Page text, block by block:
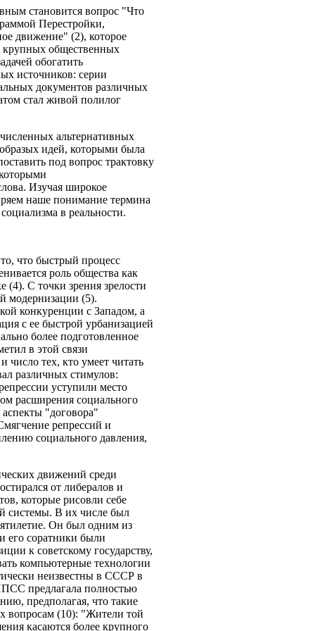
становится вопрос "Что
Перестройки,
движение" (2), которое
крупных общественных
обогатить
источников: серии
документов различных
стал живой полилог
альтернативных
идей, которыми была
под вопрос трактовку
Изучая широкое
наше понимание термина
в реальности.
что быстрый процесс
роль общества как
С точки зрения зрелости
модернизации (5).
конкуренции с Западом, а
с ее быстрой урбанизацией
более подготовленное
в этой связи
число тех, кто умеет читать
различных стимулов:
уступили место
расширения социального
"договора"
репрессий и
социального давления,
движений среди
от либералов и
которые рисовли себе
системы. В их числе был
Он был одним из
его соратники были
к советскому государству,
компьютерные технологии
неизвестны в СССР в
предлагала полностью
предполагая, что такие
вопросам (10): "Жители той
касаются более крупного